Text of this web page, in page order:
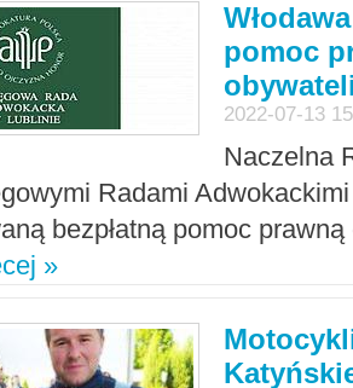
pomoc
2022-07-13
Naczelna
Radami Adwokackimi
bezpłatną pomoc
»